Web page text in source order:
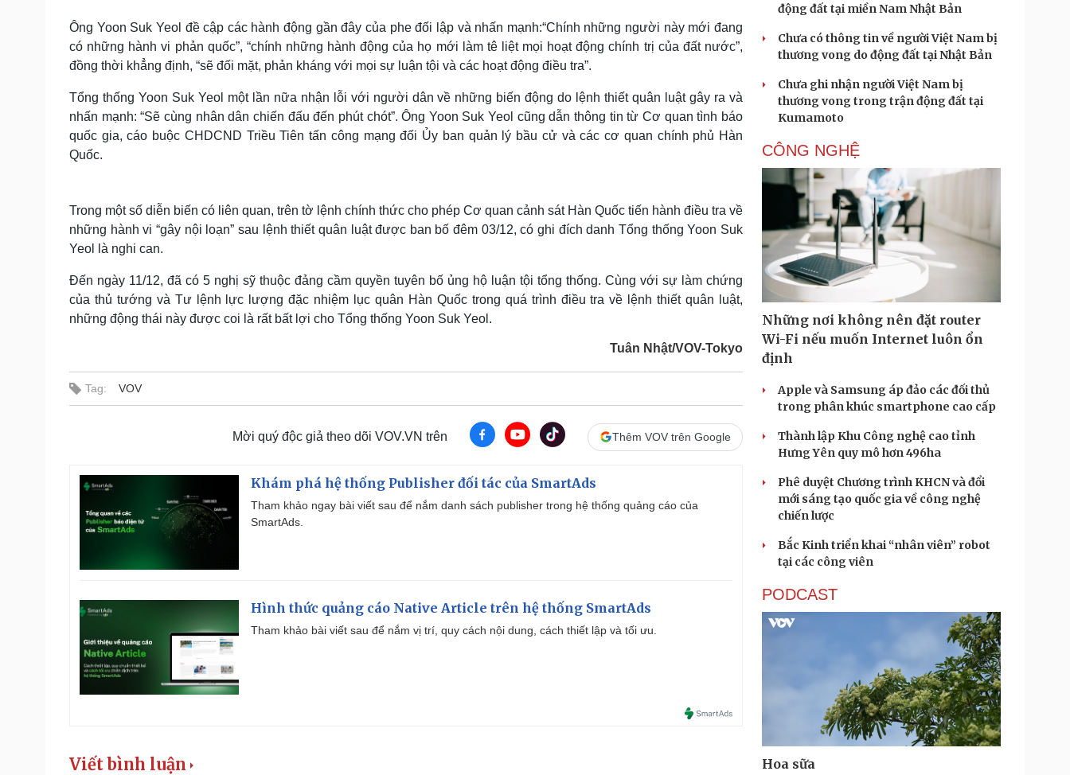
Ông Yoon Suk Yeol đề cập các hành động gần đây của phe đối lập và nhấn mạnh:“Chính những người này mới đang
có những hành vi phản quốc”, “chính những hành động của họ mới làm tê liệt mọi hoạt động chính trị của đất nước”,
đồng thời khẳng định, “sẽ đối mặt, phản kháng với mọi sự luận tội và các hoạt động điều tra”.
Tổng thống Yoon Suk Yeol một lần nữa nhận lỗi với người dân về những biến động do lệnh thiết quân luật gây ra và
nhấn mạnh: “Sẽ cùng nhân dân chiến đấu đến phút chót”. Ông Yoon Suk Yeol cũng dẫn thông tin từ Cơ quan tình báo
quốc gia, cáo buộc CHDCND Triều Tiên tấn công mạng đối Ủy ban quản lý bầu cử và các cơ quan chính phủ Hàn
Quốc.
Trong một số diễn biến có liên quan, trên tờ lệnh chính thức cho phép Cơ quan cảnh sát Hàn Quốc tiến hành điều tra về
những hành vi “gây nội loạn” sau lệnh thiết quân luật được ban bố đêm 03/12, có ghi đích danh Tổng thống Yoon Suk
Yeol là nghi can.
Đến ngày 11/12, đã có 5 nghị sỹ thuộc đảng cầm quyền tuyên bố ủng hộ luận tội tổng thống. Cùng với sự làm chứng
của thủ tướng và Tư lệnh lực lượng đặc nhiệm lục quân Hàn Quốc trong quá trình điều tra về lệnh thiết quân luật,
những động thái này được coi là rất bất lợi cho Tổng thống Yoon Suk Yeol.
Tuân Nhật/VOV-Tokyo
Tag: VOV
Mời quý độc giả theo dõi VOV.VN trên Thêm VOV trên Google
Khám phá hệ thống Publisher đối tác của SmartAds
Tham khảo ngay bài viết sau để nắm danh sách publisher trong hệ thống quảng cáo của
SmartAds.
Hình thức quảng cáo Native Article trên hệ thống SmartAds
Tham khảo bài viết sau để nắm vị trí, quy cách nội dung, cách thiết lập và tối ưu.
Viết bình luận
động đất tại miền Nam Nhật Bản
Chưa có thông tin về người Việt Nam bị
thương vong do động đất tại Nhật Bản
Chưa ghi nhận người Việt Nam bị
thương vong trong trận động đất tại
Kumamoto
CÔNG NGHỆ
Những nơi không nên đặt router
Wi-Fi nếu muốn Internet luôn ổn
định
Apple và Samsung áp đảo các đối thủ
trong phân khúc smartphone cao cấp
Thành lập Khu Công nghệ cao tỉnh
Hưng Yên quy mô hơn 496ha
Phê duyệt Chương trình KHCN và đổi
mới sáng tạo quốc gia về công nghệ
chiến lược
Bắc Kinh triển khai “nhân viên” robot
tại các công viên
PODCAST
Hoa sữa